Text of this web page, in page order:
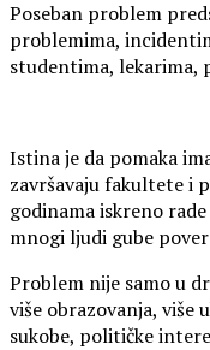
Poseban problem
problemima,
studentima, lekarima,
Istina je da pomaka
završavaju fakultete i
godinama iskreno
mnogi ljudi gube
Problem nije samo u
više obrazovanja, više
sukobe, političke